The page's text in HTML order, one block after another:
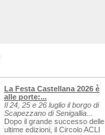
La Festa Castellana 2026 è
alle porte:...
Il 24, 25 e 26 luglio il borgo di
Scapezzano di Senigallia...
Dopo il grande successo delle
ultime edizioni, il Circolo ACLI